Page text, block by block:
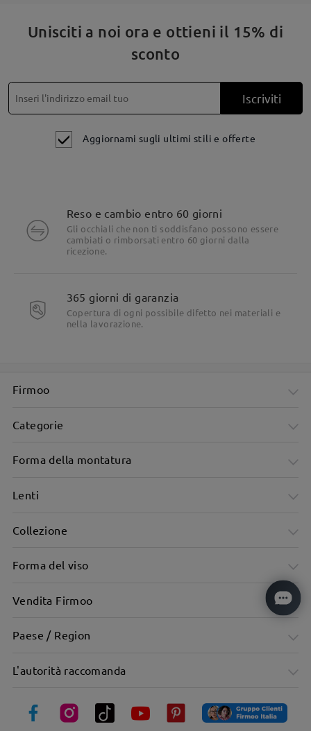
Unisciti a noi ora e ottieni il 15% di
sconto
Iscriviti
Aggiornami sugli ultimi stili e offerte
Reso e cambio entro 60 giorni
Gli occhiali che non ti soddisfano possono essere
cambiati o rimborsati entro 60 giorni dalla
ricezione.
365 giorni di garanzia
Copertura di ogni possibile difetto nei materiali e
nella lavorazione.
Firmoo
Categorie
Forma della montatura
Lenti
Collezione
Forma del viso
Vendita Firmoo
Paese / Region
L'autorità raccomanda